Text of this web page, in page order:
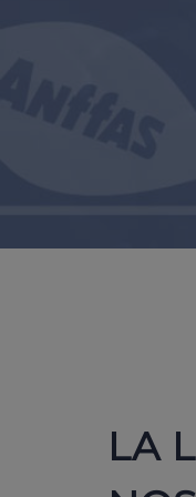
LA